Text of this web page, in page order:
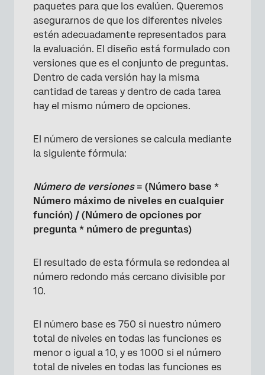
paquetes para que los evalúen. Queremos
asegurarnos de que los diferentes niveles
estén adecuadamente representados para
la evaluación. El diseño está formulado con
versiones que es el conjunto de preguntas.
Dentro de cada versión hay la misma
cantidad de tareas y dentro de cada tarea
hay el mismo número de opciones.
El número de versiones se calcula mediante
la siguiente fórmula:
Número de versiones= (Número base *
Número máximo de niveles en cualquier
función) / (Número de opciones por
pregunta * número de preguntas)
El resultado de esta fórmula se redondea al
número redondo más cercano divisible por
10.
El número base es 750 si nuestro número
total de niveles en todas las funciones es
menor o igual a 10, y es 1000 si el número
total de niveles en todas las funciones es